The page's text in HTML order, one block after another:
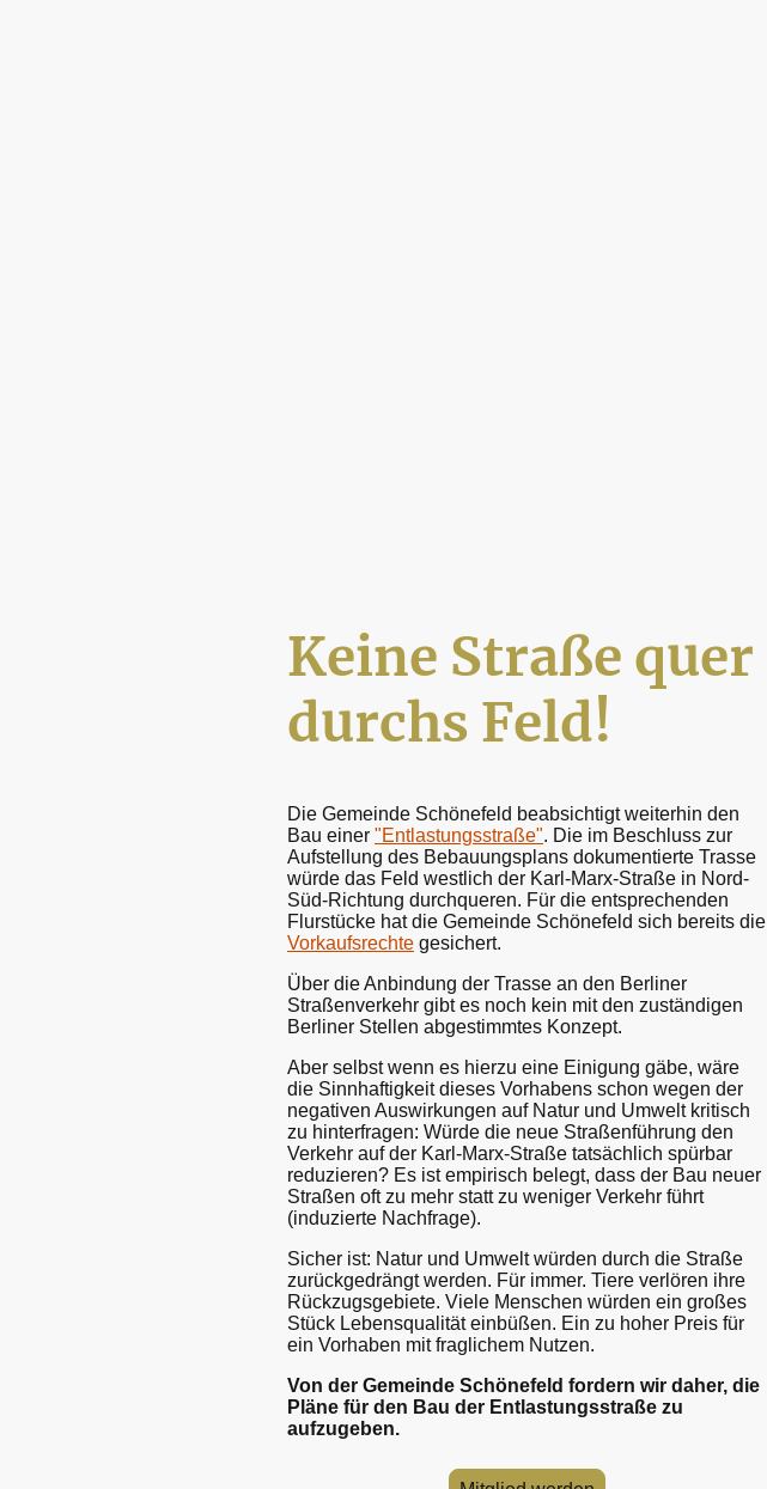
Keine Straße quer
durchs Feld!
Die Gemeinde Schönefeld beabsichtigt weiterhin den
Bau einer "Entlastungsstraße". Die im Beschluss zur
Aufstellung des Bebauungsplans dokumentierte Trasse
würde das Feld westlich der Karl-Marx-Straße in Nord-
Süd-Richtung durchqueren. Für die entsprechenden
Flurstücke hat die Gemeinde Schönefeld sich bereits die
Vorkaufsrechte gesichert.
Über die Anbindung der Trasse an den Berliner
Straßenverkehr gibt es noch kein mit den zuständigen
Berliner Stellen abgestimmtes Konzept.
Aber selbst wenn es hierzu eine Einigung gäbe, wäre
die Sinnhaftigkeit dieses Vorhabens schon wegen der
negativen Auswirkungen auf Natur und Umwelt kritisch
zu hinterfragen: Würde die neue Straßenführung den
Verkehr auf der Karl-Marx-Straße tatsächlich spürbar
reduzieren? Es ist empirisch belegt, dass der Bau neuer
Straßen oft zu mehr statt zu weniger Verkehr führt
(induzierte Nachfrage).
Sicher ist: Natur und Umwelt würden durch die Straße
zurückgedrängt werden. Für immer. Tiere verlören ihre
Rückzugsgebiete. Viele Menschen würden ein großes
Stück Lebensqualität einbüßen. Ein zu hoher Preis für
ein Vorhaben mit fraglichem Nutzen.
Von der Gemeinde Schönefeld fordern wir daher, die
Pläne für den Bau der Entlastungsstraße zu
aufzugeben.